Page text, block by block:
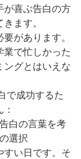
が喜ぶ告白の方
ます。
があります。
業で忙しかった
ングとはいえな
で成功するた
白の言葉を考
選択
すい日です。そ